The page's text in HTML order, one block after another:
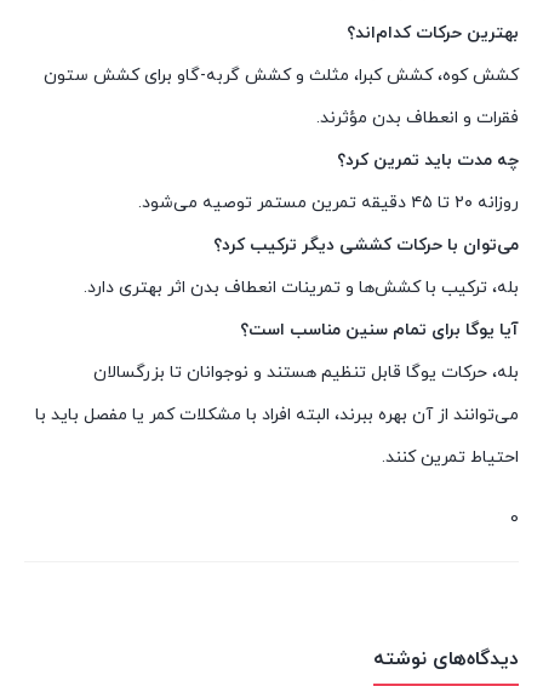
بهترین حرکات کدام‌اند؟
کشش کوه، کشش کبرا، مثلث و کشش گربه-گاو برای کشش ستون
فقرات و انعطاف بدن مؤثرند.
چه مدت باید تمرین کرد؟
روزانه ۲۰ تا ۴۵ دقیقه تمرین مستمر توصیه می‌شود.
می‌توان با حرکات کششی دیگر ترکیب کرد؟
بله، ترکیب با کشش‌ها و تمرینات انعطاف بدن اثر بهتری دارد.
آیا یوگا برای تمام سنین مناسب است؟
بله، حرکات یوگا قابل تنظیم هستند و نوجوانان تا بزرگسالان
می‌توانند از آن بهره ببرند، البته افراد با مشکلات کمر یا مفصل باید با
احتیاط تمرین کنند.
0
دیدگاه‌های نوشته